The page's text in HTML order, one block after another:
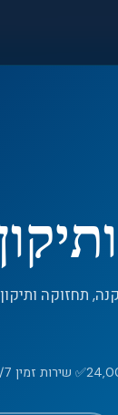
תחזוקה
✅ שירות זמין 24/7